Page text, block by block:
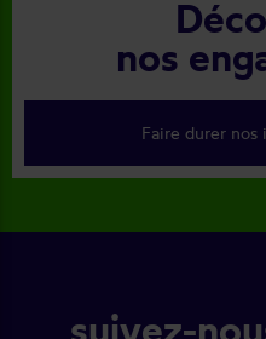
nos
Faire durer nos
suivez-